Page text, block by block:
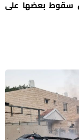
سقوط بعضها على